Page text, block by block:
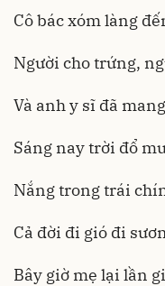
Cô bác xóm làng
Người cho trứng,
Và anh y sĩ đã
Sáng nay trời đổ
Nắng trong trái
Cả đời đi gió đi
Bây giờ mẹ lại lần